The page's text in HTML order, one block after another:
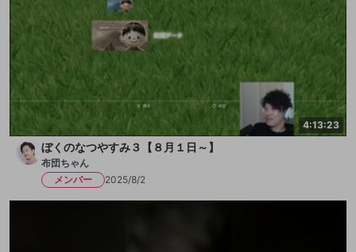
4:13:23
ぼくのなつやすみ３【８月１日～】
布団ちゃん
メンバー
2025/8/2